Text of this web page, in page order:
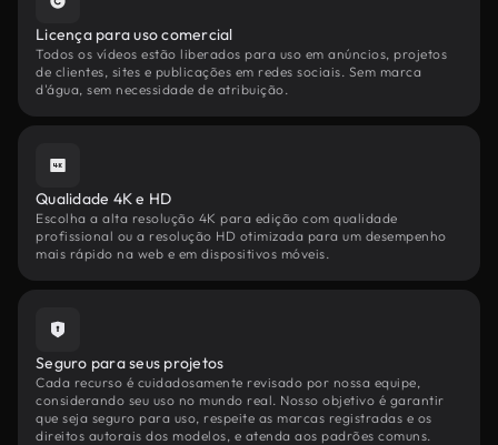
Licença para uso comercial
Todos os vídeos estão liberados para uso em anúncios, projetos
de clientes, sites e publicações em redes sociais. Sem marca
d'água, sem necessidade de atribuição.
Qualidade 4K e HD
Escolha a alta resolução 4K para edição com qualidade
profissional ou a resolução HD otimizada para um desempenho
mais rápido na web e em dispositivos móveis.
Seguro para seus projetos
Cada recurso é cuidadosamente revisado por nossa equipe,
considerando seu uso no mundo real. Nosso objetivo é garantir
que seja seguro para uso, respeite as marcas registradas e os
direitos autorais dos modelos, e atenda aos padrões comuns.